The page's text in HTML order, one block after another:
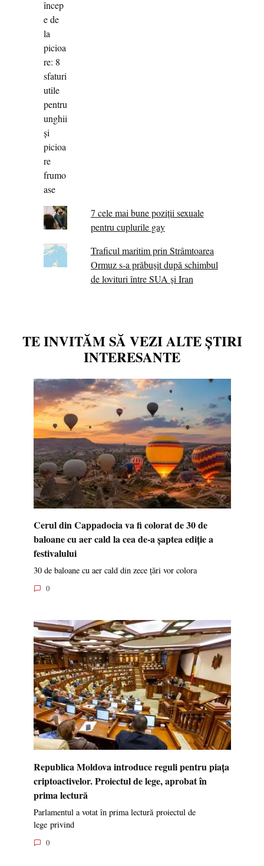
7 cele mai bune poziții sexuale
pentru cuplurile gay
Traficul maritim prin Strâmtoarea
Ormuz s-a prăbușit după schimbul
de lovituri între SUA şi Iran
TE INVITĂM SĂ VEZI ALTE ȘTIRI
INTERESANTE
Cerul din Cappadocia va fi colorat de 30 de
baloane cu aer cald la cea de-a șaptea ediție a
festivalului
30 de baloane cu aer cald din zece țări vor colora
0
Republica Moldova introduce reguli pentru piața
criptoactivelor. Proiectul de lege, aprobat în
prima lectură
Parlamentul a votat în prima lectură proiectul de
lege privind
0